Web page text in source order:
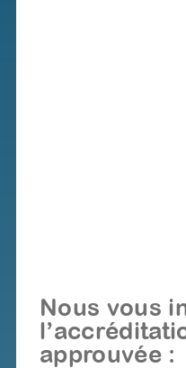
Nous vous
approuvée :